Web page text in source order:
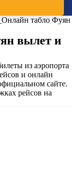
Онлайн табло Фуян
вылет и
из аэропорта
и онлайн
сайте.
рейсов на